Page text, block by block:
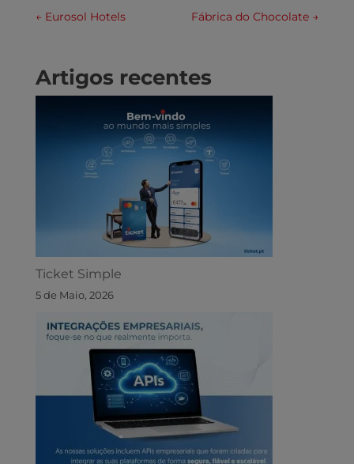
←Eurosol Hotels Fábrica do Chocolate →
Artigos recentes
Ticket Simple
5 de Maio, 2026